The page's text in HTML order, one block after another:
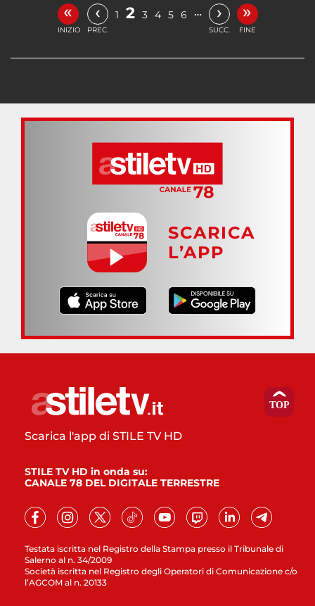
«
INIZIO
‹
PREC.
1 2 3 4 5 6 … ›
SUCC.
»
FINE
SCARICA
L’APP
Testata iscritta nel Registro della Stampa presso il Tribunale di
Salerno al n. 34/2009
Società iscritta nel Registro degli Operatori di Comunicazione c/o
l’AGCOM al n. 20133
Scarica l'app di STILE TV HD
STILE TV HD in onda su:
CANALE 78 DEL DIGITALE TERRESTRE